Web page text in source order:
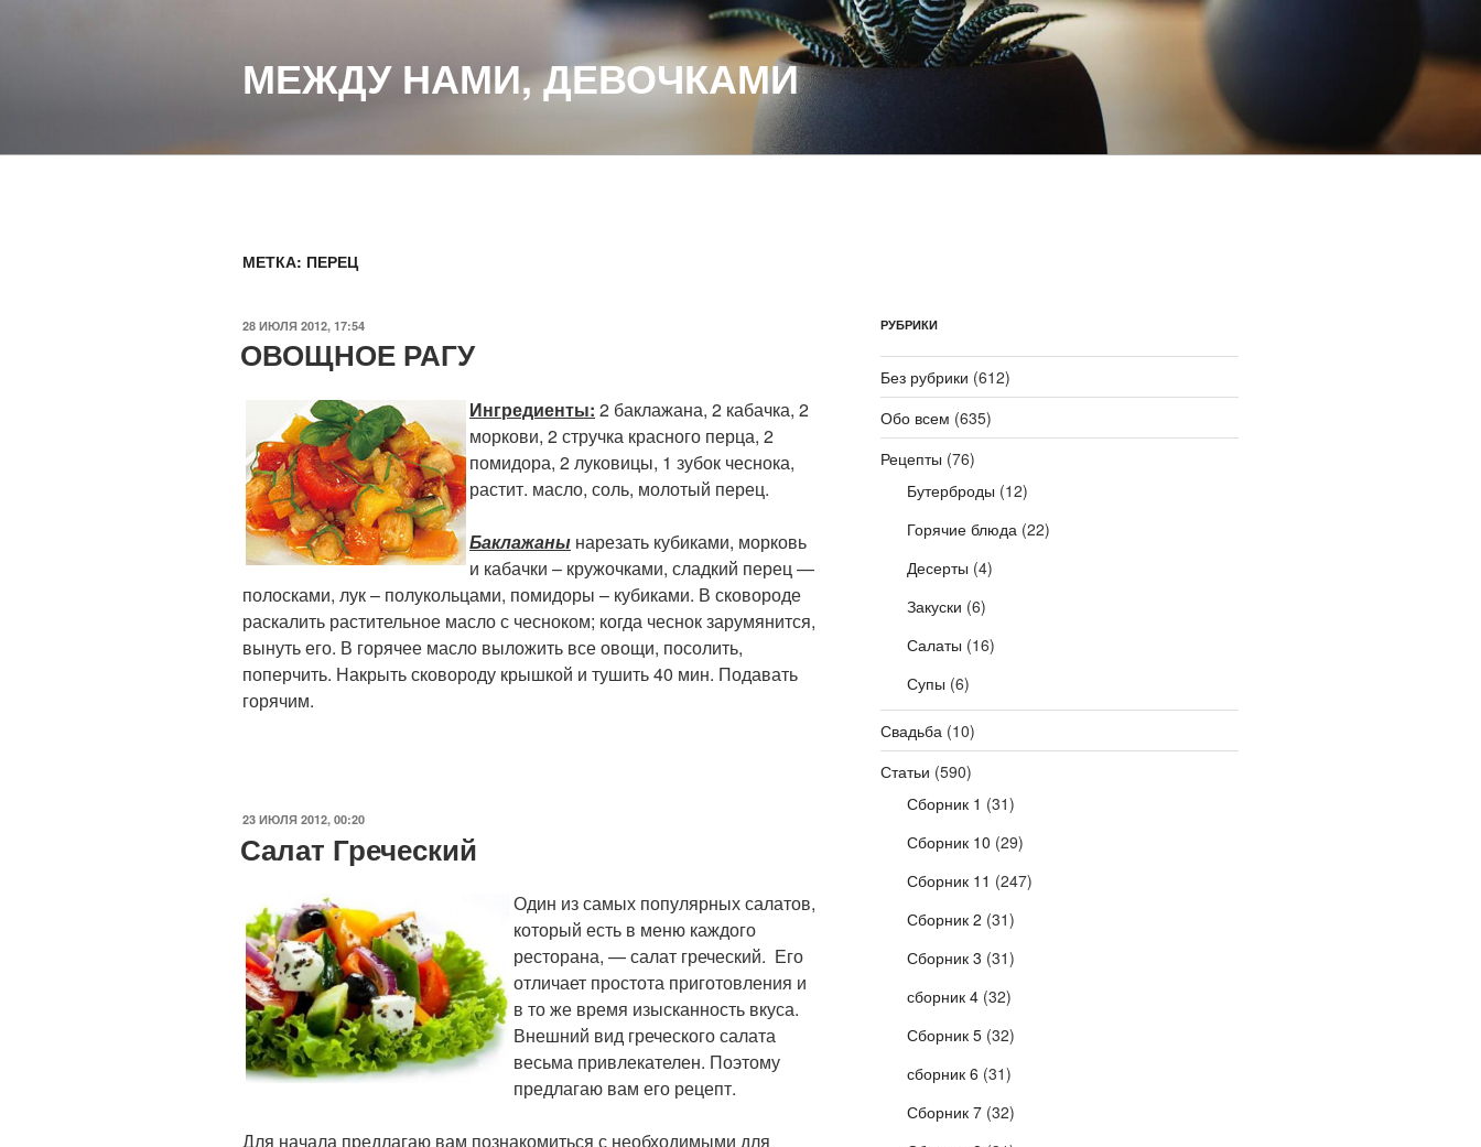
МЕЖДУ НАМИ, ДЕВОЧКАМИ
МЕТКА: ПЕРЕЦ
ОПУБЛИКОВАНО
28 ИЮЛЯ 2012, 17:54
ОВОЩНОЕ РАГУ
Ингредиенты: 2 баклажана, 2 кабачка, 2
моркови, 2 стручка красного перца, 2
помидора, 2 луковицы, 1 зубок чеснока,
растит. масло, соль, молотый перец.
Баклажаны нарезать кубиками, морковь
и кабачки – кружочками, сладкий перец —
полосками, лук – полукольцами, помидоры – кубиками. В сковороде
раскалить растительное масло с чесноком; когда чеснок зарумянится,
вынуть его. В горячее масло выложить все овощи, посолить,
поперчить. Накрыть сковороду крышкой и тушить 40 мин. Подавать
горячим.
ОПУБЛИКОВАНО
23 ИЮЛЯ 2012, 00:20
Салат Греческий
Один из самых популярных салатов,
который есть в меню каждого
ресторана, — салат греческий. Его
отличает простота приготовления и
в то же время изысканность вкуса.
Внешний вид греческого салата
весьма привлекателен. Поэтому
предлагаю вам его рецепт.
Для начала предлагаю вам познакомиться с необходимыми для
РУБРИКИ
Без рубрики (612)
Обо всем (635)
Рецепты (76)
Бутерброды (12)
Горячие блюда (22)
Десерты (4)
Закуски (6)
Салаты (16)
Супы (6)
Свадьба (10)
Статьи (590)
Сборник 1 (31)
Сборник 10 (29)
Сборник 11 (247)
Сборник 2 (31)
Сборник 3 (31)
сборник 4(32)
Сборник 5(32)
сборник 6 (31)
Сборник 7(32)